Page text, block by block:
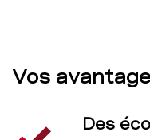
Vos
Des